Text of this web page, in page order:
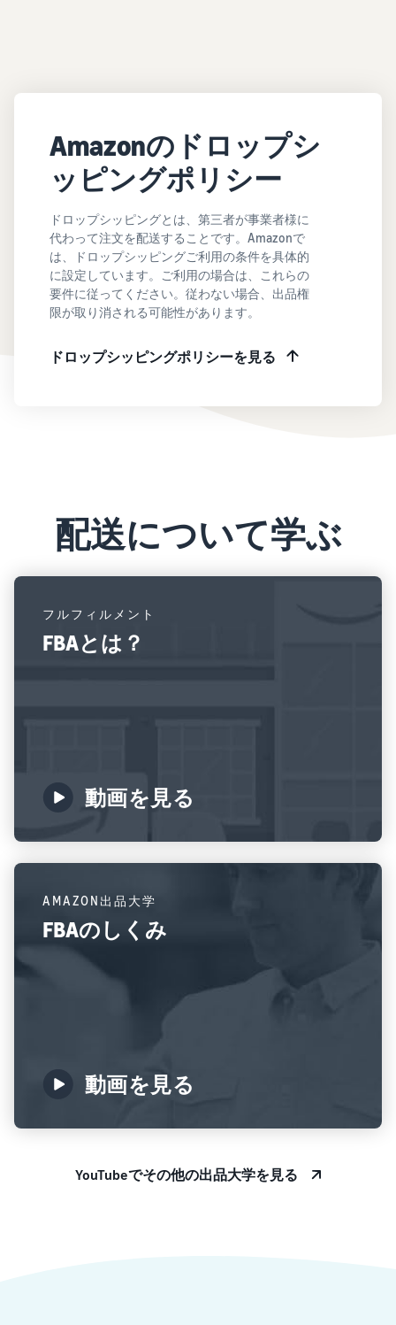
Amazonのドロップシ
ッピングポリシー
ドロップシッピングとは、第三者が事業者様に
代わって注文を配送することです。Amazonで
は、ドロップシッピングご利用の条件を具体的
に設定しています。ご利用の場合は、これらの
要件に従ってください。従わない場合、出品権
限が取り消される可能性があります。
ドロップシッピングポリシーを見る
配送について学ぶ
フルフィルメント
FBAとは？
動画を見る
AMAZON出品大学
FBAのしくみ
動画を見る
YouTubeでその他の出品大学を見る